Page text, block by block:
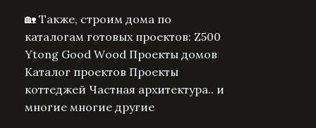
🏡 Также, строим дома по
каталогам готовых проектов: Z500
Ytоng Gооd Wооd Проекты домов
Каталог проектов Проекты
коттеджей Частная архитектура.. и
многие многие другие